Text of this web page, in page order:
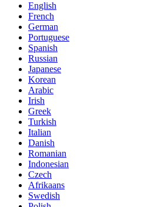
English
French
German
Portuguese
Spanish
Russian
Japanese
Korean
Arabic
Irish
Greek
Turkish
Italian
Danish
Romanian
Indonesian
Czech
Afrikaans
Swedish